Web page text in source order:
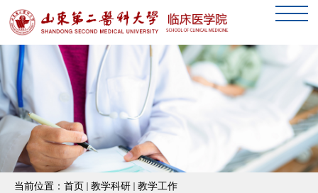
当前位置： 首页 教学科研 教学工作